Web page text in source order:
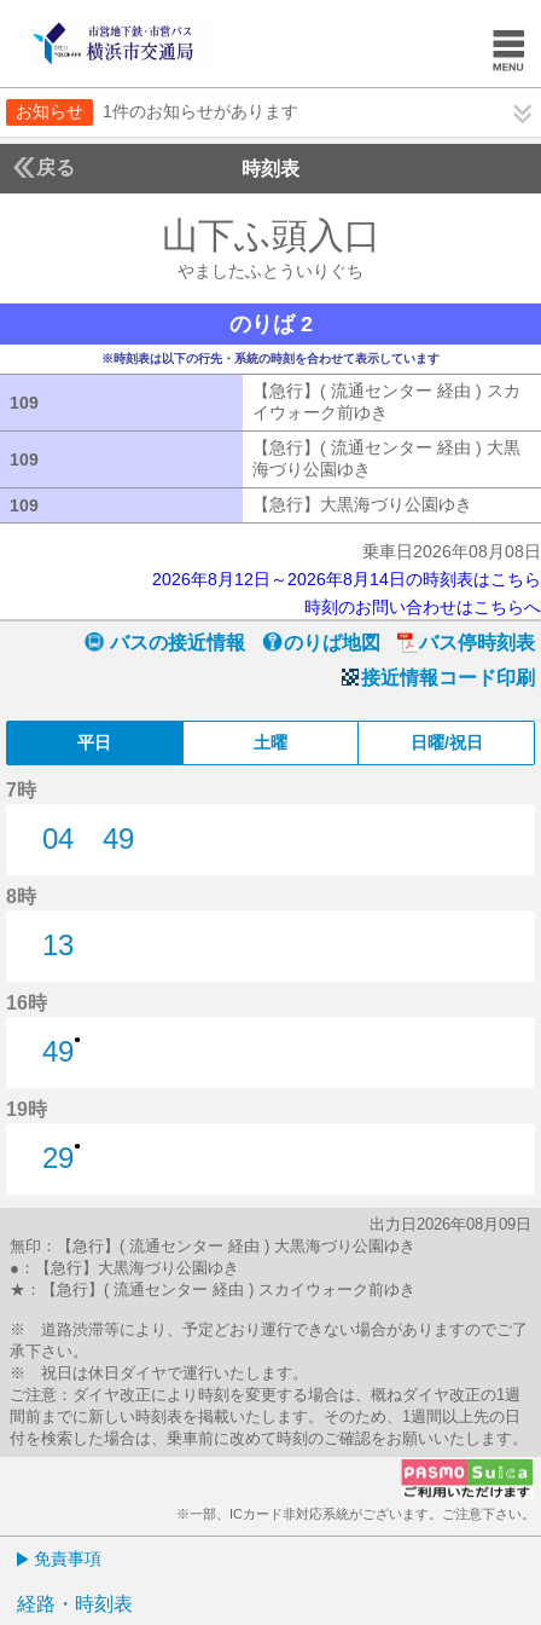
お知らせ 1件のお知らせがあります
戻る 時刻表
山下ふ頭入口
やましたふとういりぐち
のりば 2
※時刻表は以下の行先・系統の時刻を合わせて表示しています
109
【急行】( 流通センター 経由 ) スカ
イウォーク前ゆき
109
【急行】( 流通センター 経由 ) 大黒
海づり公園ゆき
109
【急行】大黒海づり公園ゆき
乗車日2026年08月08日
2026年8月12日～2026年8月14日の時刻表はこちら
時刻のお問い合わせはこちらへ
バスの接近情報 のりば地図
バス停時刻表
接近情報コード印刷
平日 土曜 日曜/祝日
7時
04
49
8時
13
16時
49●
19時
29●
出力日2026年08月09日
無印：【急行】( 流通センター 経由 ) 大黒海づり公園ゆき
●：【急行】大黒海づり公園ゆき
★：【急行】( 流通センター 経由 ) スカイウォーク前ゆき
※ 道路渋滞等により、予定どおり運行できない場合がありますのでご了
承下さい。
※ 祝日は休日ダイヤで運行いたします。
ご注意：ダイヤ改正により時刻を変更する場合は、概ねダイヤ改正の1週
間前までに新しい時刻表を掲載いたします。そのため、1週間以上先の日
付を検索した場合は、乗車前に改めて時刻のご確認をお願いいたします。
※一部、ICカード非対応系統がございます。ご注意下さい。
免責事項
経路・時刻表